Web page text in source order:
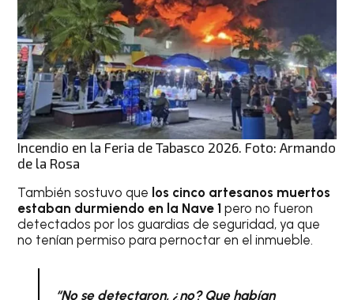
Incendio en la Feria de Tabasco 2026. Foto: Armando
de la Rosa
También sostuvo que los cinco artesanos muertos
estaban durmiendo en la Nave 1 pero no fueron
detectados por los guardias de seguridad, ya que
no tenían permiso para pernoctar en el inmueble.
“No se detectaron, ¿no? Que habían